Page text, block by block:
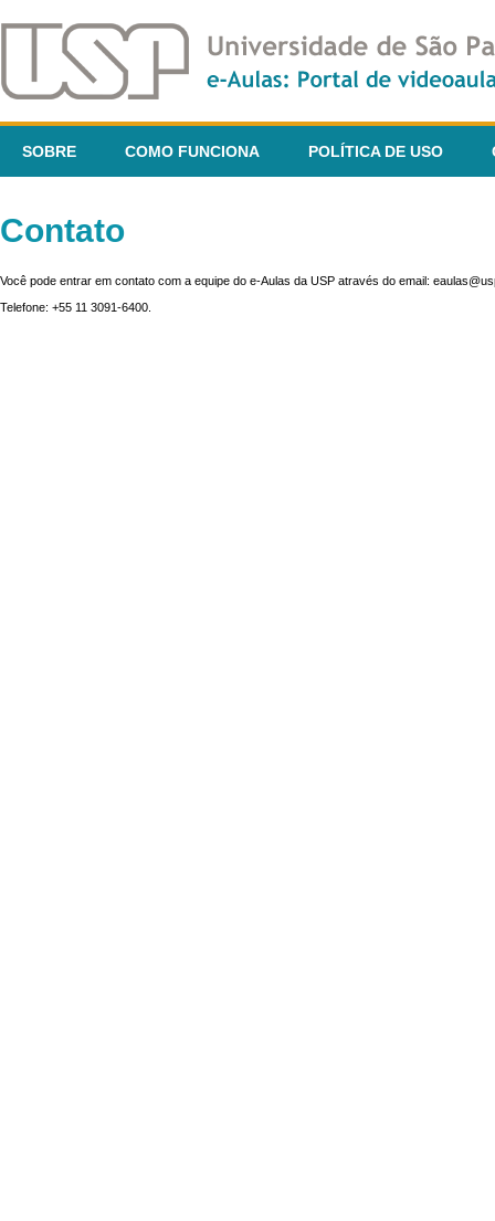
SOBRE COMO FUNCIONA POLÍTICA DE USO
Contato
Você pode entrar em contato com a equipe do e-Aulas da USP através do email:
Telefone: +55 11 3091-6400.